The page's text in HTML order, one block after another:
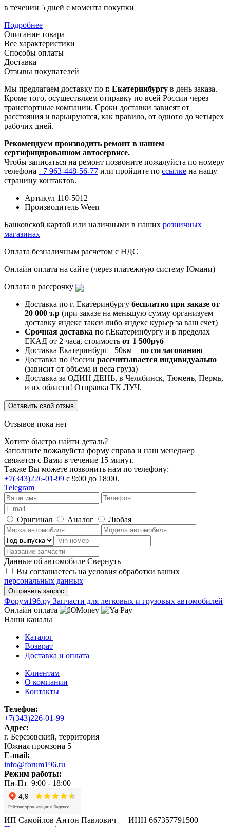
в течении 5 дней с момента покупки
Подробнее
Описание товара
Все характеристики
Способы оплаты
Доставка
Отзывы покупателей
Мы предлагаем доставку по г. Екатеринбургу в день заказа.
Кроме того, осуществляем отправку по всей России через
транспортные компании. Сроки доставки зависят от
расстояния и варьируются, как правило, от одного до четырех
рабочих дней.
Рекомендуем производить ремонт в нашем
сертифицированном автосервисе.
Чтобы записаться на ремонт позвоните пожалуйста по номеру
телефона +7 963-448-56-77 или пройдите по ссылке на нашу
страницу контактов.
Артикул 110-5012
Производитель Ween
Банковской картой или наличными в наших розничных
магазинах
Оплата безналичным расчетом с НДС
Онлайн оплата на сайте (через платежную систему Юмани)
Оплата в рассрочку
Доставка по г. Екатеринбургу бесплатно при заказе от
20 000 т.р (при заказе на меньшую сумму организуем
доставку яндекс такси либо яндекс курьер за ваш счет)
Срочная доставка по г.Екатеринбургу и в пределах
ЕКАД от 2 часа, стоимость от 1 500руб
Доставка Екатеринбург +50км – по согласованию
Доставка по России рассчитывается индивидуально
(зависит от объема и веса груза)
Доставка за ОДИН ДЕНЬ, в Челябинск, Тюмень, Пермь,
и их области! Отправка ТК ЛУЧ.
Оставить свой отзыв
Отзывов пока нет
Хотите быстро найти деталь?
Заполните пожалуйста форму справа и наш менеджер
свяжется с Вами в течение 15 минут.
Также Вы можете позвонить нам по телефону:
+7(343)226-01-99 с 9:00 до 18:00.
Telegram
Оригинал Аналог Любая
Данные об автомобиле Свернуть
Вы соглашаетесь на условия обработки ваших
персональных данных
Фoрум196.ру Запчасти для легковых и грузовых автомобилей
Онлайн оплата
Наши каналы
Каталог
Возврат
Доставка и оплата
Клиентам
О компании
Контакты
Телефон:
+7(343)226-01-99
Адрес:
г. Березовский, территория
Южная промзона 5
E-mail:
info@forum196.ru
Режим работы:
Пн-Пт 9:00 - 18:00
ИП Самойлов Антон Павлович ИНН 667357791500